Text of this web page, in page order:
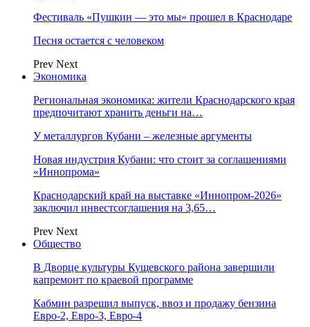
Фестиваль «Пушкин — это мы» прошел в Краснодаре
Песня остается с человеком
Prev Next
Экономика
Региональная экономика: жители Краснодарского края
предпочитают хранить деньги на…
У металлургов Кубани – железные аргументы
Новая индустрия Кубани: что стоит за соглашениями
«Иннопрома»
Краснодарский край на выставке «Иннопром-2026»
заключил инвестсоглашения на 3,65…
Prev Next
Общество
В Дворце культуры Кущевского района завершили
капремонт по краевой программе
Кабмин разрешил выпуск, ввоз и продажу бензина
Евро-2, Евро-3, Евро-4